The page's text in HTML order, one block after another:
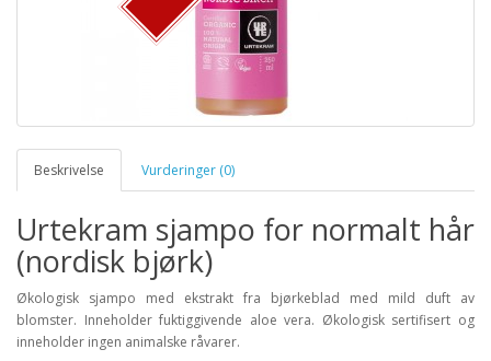
Beskrivelse Vurderinger (0)
Urtekram sjampo for normalt hår
(nordisk bjørk)
Økologisk sjampo med ekstrakt fra bjørkeblad med mild duft av
blomster. Inneholder fuktiggivende aloe vera. Økologisk sertifisert og
inneholder ingen animalske råvarer.